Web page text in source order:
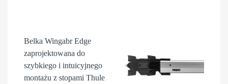
Belka Wingabr Edge
zaprojektowana do
szybkiego i intuicyjnego
montażu z stopami Thule